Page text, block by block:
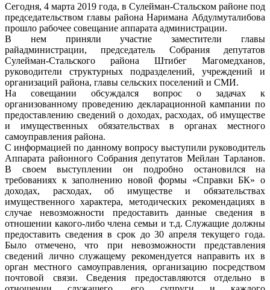
Сегодня, 4 марта 2019 года, в Сулейман-Стальском районе под
председательством главы района Наримана Абдулмуталибова
прошло рабочее совещание аппарата администрации.
В нем приняли участие заместители главы
райадминистрации, председатель Собрания депутатов
Сулейман-Стальского района Штибег Магомедханов,
руководители структурных подразделений, учреждений и
организаций района, главы сельских поселений и СМИ.
На совещании обсуждался вопрос о задачах к
организованному проведению декларационной кампании по
предоставлению сведений о доходах, расходах, об имуществе
и имущественных обязательствах в органах местного
самоуправления района.
С информацией по данному вопросу выступили руководитель
Аппарата районного Собрания депутатов Мейлан Тарланов.
В своем выступлении он подробно остановился на
требованиях к заполнению новой формы «Справки БК» о
доходах, расходах, об имуществе и обязательствах
имущественного характера, методических рекомендациях в
случае невозможности предоставить данные сведения в
отношении какого-либо члена семьи и т.д. Служащие должны
предоставить сведения в срок до 30 апреля текущего года.
Было отмечено, что при невозможности представления
сведений лично служащему рекомендуется направить их в
орган местного самоуправления, организацию посредством
почтовой связи. Сведения предоставляются отдельно в